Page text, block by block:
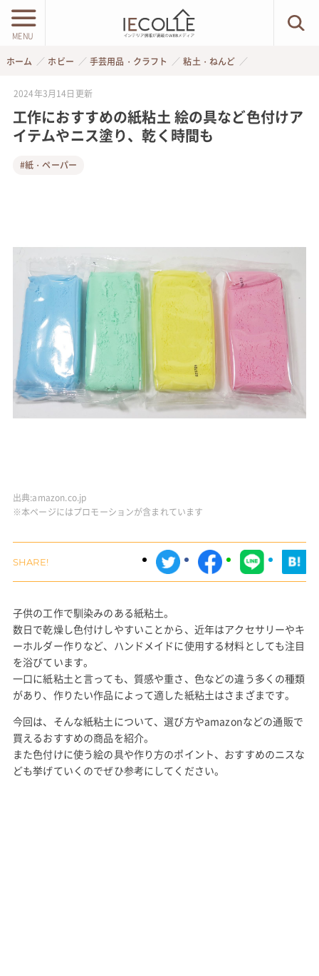
MENU
ホーム ホビー 手芸用品・クラフト 粘土・ねんど
2024年3月14日 更新
工作におすすめの紙粘土 絵の具など色付けア
イテムやニス塗り、乾く時間も
#紙・ペーパー
出典:amazon.co.jp
※本ページにはプロモーションが含まれています
子供の工作で馴染みのある紙粘土。
数日で乾燥し色付けしやすいことから、近年はアクセサリーやキ
ーホルダー作りなど、ハンドメイドに使用する材料としても注目
を浴びています。
一口に紙粘土と言っても、質感や重さ、色などの違う多くの種類
があり、作りたい作品によって適した紙粘土はさまざまです。
今回は、そんな紙粘土について、選び方やamazonなどの通販で
買えるおすすめの商品を紹介。
また色付けに使う絵の具や作り方のポイント、おすすめのニスな
ども挙げていくのでぜひ参考にしてください。